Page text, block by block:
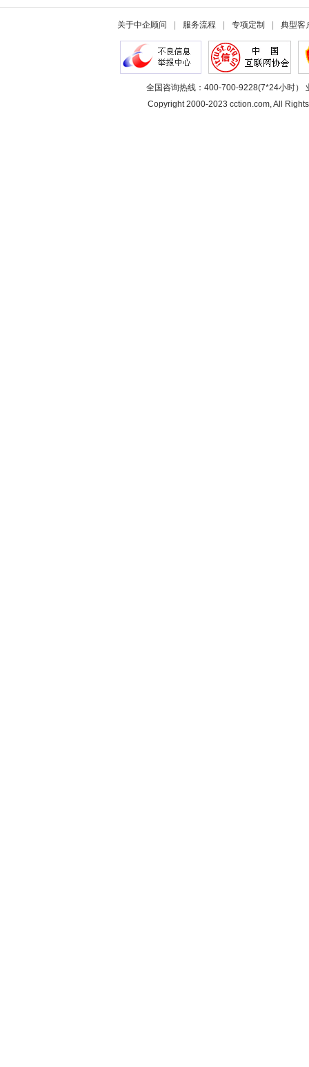
关于中企顾问 服务流程 专项定制 典型客
全国咨询热线：400-700-9228(7*24小时）
Copyright 2000-2023 cction.com, All